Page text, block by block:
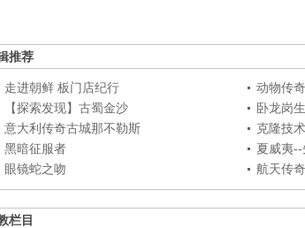
推荐
走进朝鲜 板门店纪行
动物传
【探索发现】古蜀金沙
卧龙岗
意大利传奇古城那不勒斯
克隆技
黑暗征服者
夏威夷
眼镜蛇之吻
航天传奇
栏目